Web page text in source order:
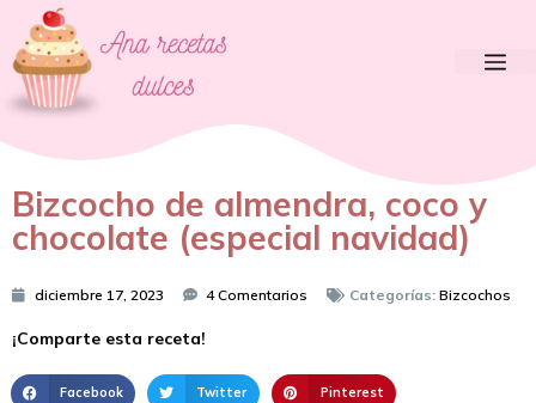
Bizcocho de almendra, coco y
chocolate (especial navidad)
diciembre 17, 2023 4 Comentarios Categorías: Bizcochos
¡Comparte esta receta!
Facebook Twitter Pinterest